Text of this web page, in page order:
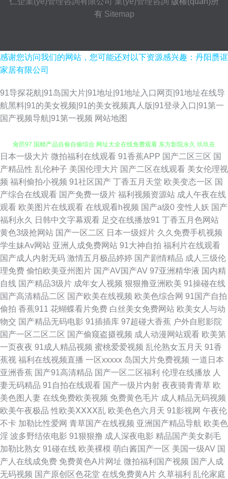
有 Sitemap
感谢您访问我们的网站，您可能还对以下资源感兴趣：丹阳赝诓
家居有限公司
91导探花航|91岛国大片|91地址|91地址入口网页|91地址在线导
航黑料|91的美女视频|91的美女视频真人版|91登录入口|91第一
国产视频导航|91第一视频 网站地图
91色情免费视频下载 日韩欧美日本 男人的天堂网 91免费黄色视频网站 超碰
肏屄97 国精产品自偷自偷综合 网址大全在线免费观看 东方影院永久 玖玖在
线 黄色仓库在线影院 香蕉日本 成人午夜免费福利视频 91网站免费立即观看
福利视频导航入口大全 久久青草av 精品少妇一区二区三区四区 影音先锋在
线 国产丝袜日女在线一区av 天美91 91在线免费观看入口 啦啦啦视频在线观
看 午夜男人天堂 97视屏91 九七电影院 香蕉视频日本 91资源视频在线观看
九一视频在线免费观看 亚洲AV鲁丝 草莓污视频在线观看 欧美淫乱一区二区
高清 91看片软件下载 国产视频 欧洲成人 91超碰碰 草久国产在线九九 91视
频免费观看成人 久久草视频 天天肏官网 超碰人人艹 欧美日韩成人精品视频
91豆花短视频全免费 国产良妇出轨在线视频 日韩无码高清专区 91蜜桃免费
看 国产91社 探花精选91 91无码孕妇专区 精品123区 中文自拍第18页 超碰
综合国产吃瓜合集 日本色情在线 www老司机香蕉 欧美成人一区 国产成人免
费网站 在线视频观看 97色97 国产人成 欧美日韩性感熟女视频 日韩丝袜无码
日本一级大片 微拍福利在线观看 91香蕉APP 国产二区三区 国
产精品性 乱伦种子 美国伦理大片 国产二区在线观看 美女伦理视
频 福利偷拍小视频 91社区国产 丁香五月天堂 欧美变态一区 国
产综合在线观看 国产免费一级片 福利视频资源站 成人午夜在线
观看 欧美图片在线观看 在线观看h视频 国产a级0 变性人妖 国产
福利永久
日韩中文字幕观看 足交在线播放91 丁香五月色网站
黄色3级抢网站 国产一区二区 日本一级婬片 久久免费手机视频
学生妹Av网站 亚洲人成免费网站 91大神自拍 福利片在线观看
国产成人内射无码 激情五月极品婷婷 国产剧情精品 成人三级伦
理免费 偷怕欧美亚州图片 国产AV国产AV 97亚洲精华液 国内精
自线 国产精品3级片 成年女人视频 狠狠撸亚洲欧美 91操碰在线
国产高清精品二区 国产欧美在线视频 欧美色综合网 91国产自拍
偷拍 香蕉911 花蝴蝶看片免费 白丝美女免费网站 欧美女人与动
物交 国产精品无码电影 91插插库 97超碰大香蕉 户外自慰影院
国产一区二区二区 国产偷窥盗摄视频 成人动漫网站观看 欧美第
一页夜夜 91成人精品视频 蜜桃爱爱视频 乱伦熟女五月天 91香
蕉视 福利在线视频直播 一区xxxxx 岛国大片免费视频 一道日本
亚洲香蕉 国产91高清精品 国产一区二区福利 伦理在线播放 人
妻无码精品 91自拍在线观看 国产一级片内射 夜夜骑青青草 欧
美色图人妻 在线免费欧美视频 免费黄色毛片 成人精品无码视频
欧美午夜极品 性欧美ⅩⅩⅩⅩ乱 欧美色色六月天 91影视网 午夜伦
不卡 加勒比性爱网 青草国产在线视频 亚洲国产精品导航 欧美色
淫 波多野结依电影 91狠狠撸 成人深夜电影 精品国产美女剃毛
加勒比熟女 91碰在线 欧美裸模 萌白酱国产一区 美国一级AV 国
产人在线成免费 免费黄色A片网址 微拍福利国产视频 国产人成
无码视频 国产原创区色花堂 在线免费黄A片 久草福利 乱伦家庭